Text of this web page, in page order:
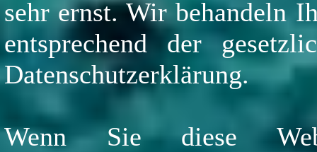
sehr ernst. Wir behandeln
entsprechend der
Datenschutzerklärung.
Wenn Sie diese